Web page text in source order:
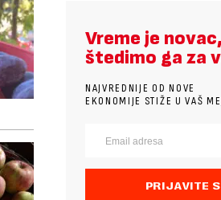
Vreme je
štedimo ga za
NAJVREDNIJE OD NOVE
EKONOMIJE STIŽE U VAŠ
PRIJAVITE